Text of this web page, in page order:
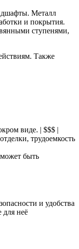
Металл
и покрытия.
ступенями,
Также
виде. | $$$ |
трудоемкость
быть
и удобства
для неё